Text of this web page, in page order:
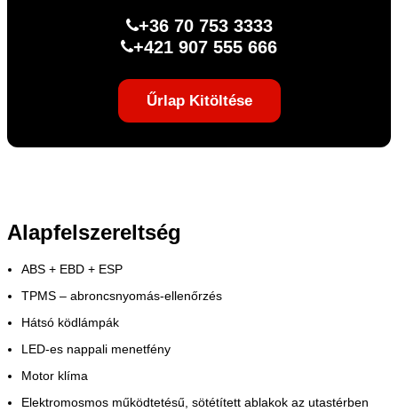
+36 70 753 3333
+421 907 555 666
Űrlap Kitöltése
Alapfelszereltség
ABS + EBD + ESP
TPMS – abroncsnyomás-ellenőrzés
Hátsó ködlámpák
LED-es nappali menetfény
Motor klíma
Elektromosmos működtetésű, sötétített ablakok az utastérben